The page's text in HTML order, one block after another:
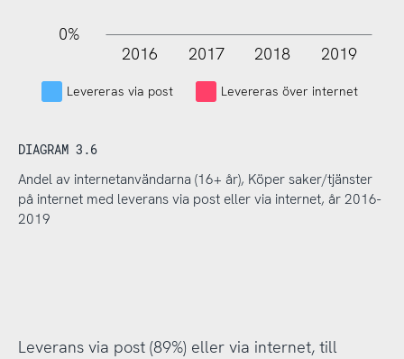
0%
2016 2017 2018 2019
Levereras via post Levereras över internet
DIAGRAM 3.6
Andel av internetanvändarna (16+ år), Köper saker/tjänster
på internet med leverans via post eller via internet, år 2016-
2019
Leverans via post (89%) eller via internet, till